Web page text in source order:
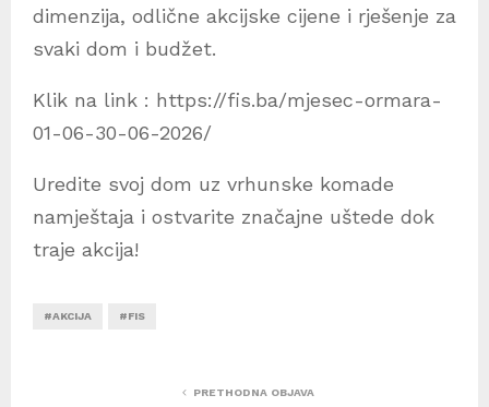
dimenzija, odlične akcijske cijene i rješenje za
svaki dom i budžet.
Klik na link : https://fis.ba/mjesec-ormara-
01-06-30-06-2026/
Uredite svoj dom uz vrhunske komade
namještaja i ostvarite značajne uštede dok
traje akcija!
#AKCIJA #FIS
PRETHODNA OBJAVA